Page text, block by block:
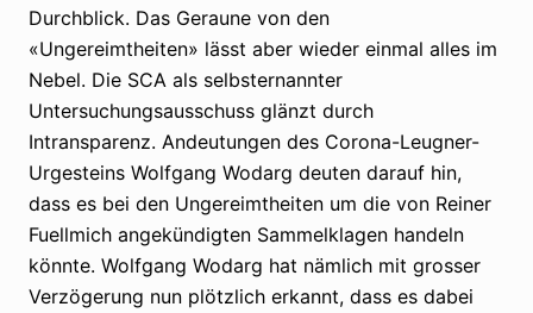
Durchblick. Das Geraune von den
«Ungereimtheiten» lässt aber wieder einmal alles im
Nebel. Die SCA als selbsternannter
Untersuchungsausschuss glänzt durch
Intransparenz. Andeutungen des Corona-Leugner-
Urgesteins Wolfgang Wodarg deuten darauf hin,
dass es bei den Ungereimtheiten um die von Reiner
Fuellmich angekündigten Sammelklagen handeln
könnte. Wolfgang Wodarg hat nämlich mit grosser
Verzögerung nun plötzlich erkannt, dass es dabei